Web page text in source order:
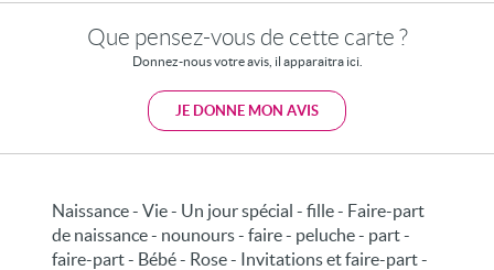
Que pensez-vous de cette carte ?
Donnez-nous votre avis, il apparaitra ici.
JE DONNE MON AVIS
Naissance - Vie - Un jour spécial - fille - Faire-part
de naissance - nounours - faire - peluche - part -
faire-part - Bébé - Rose - Invitations et faire-part -